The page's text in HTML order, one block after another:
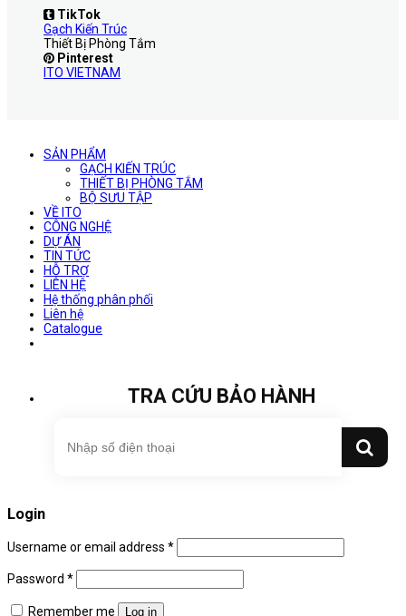
TikTok
Gạch Kiến Trúc
Thiết Bị Phòng Tắm
Pinterest
ITO VIETNAM
SẢN PHẨM
GẠCH KIẾN TRÚC
THIẾT BỊ PHÒNG TẮM
BỘ SƯU TẬP
VỀ ITO
CÔNG NGHỆ
DỰ ÁN
TIN TỨC
HỖ TRỢ
LIÊN HỆ
Hệ thống phân phối
Liên hệ
Catalogue
TRA CỨU BẢO HÀNH
Login
Username or email address *
Password *
Remember me Log in